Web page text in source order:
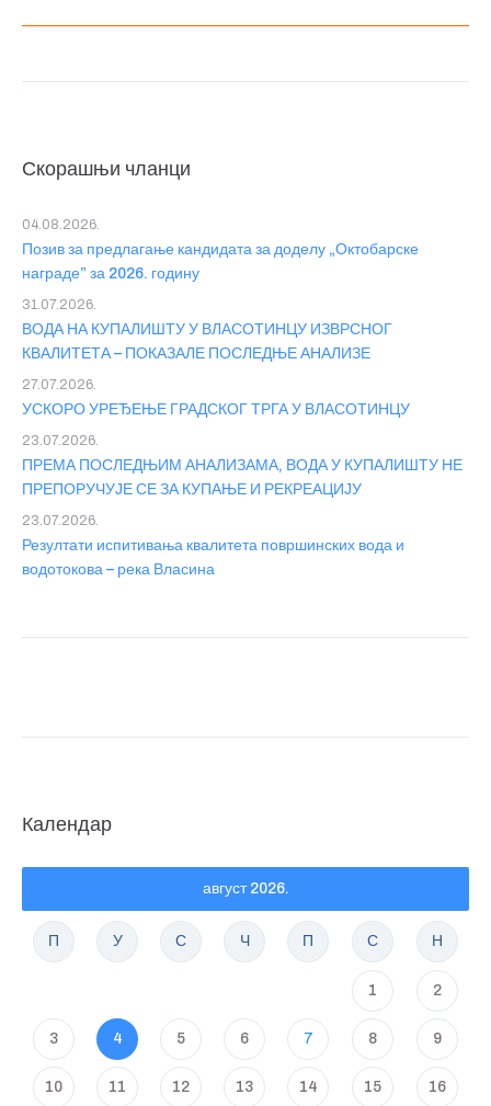
Скорашњи чланци
Позив за предлагање кандидата за доделу „Октобарске
награде” за 2026. годину
04.08.2026.
ВОДА НА КУПАЛИШТУ У ВЛАСОТИНЦУ ИЗВРСНОГ
КВАЛИТЕТА – ПОКАЗАЛЕ ПОСЛЕДЊЕ АНАЛИЗЕ
31.07.2026.
УСКОРО УРЕЂЕЊЕ ГРАДСКОГ ТРГА У ВЛАСОТИНЦУ
27.07.2026.
ПРЕМА ПОСЛЕДЊИМ АНАЛИЗАМА, ВОДА У КУПАЛИШТУ НЕ
ПРЕПОРУЧУЈЕ СЕ ЗА КУПАЊЕ И РЕКРЕАЦИЈУ
23.07.2026.
Резултати испитивања квалитета површинских вода и
водотокова – река Власина
23.07.2026.
Календар
август 2026.
П У С Ч П С Н
1 2
3 4 5 6 7 8 9
10 11 12 13 14 15 16